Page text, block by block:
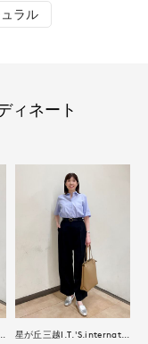
ラル
ィネート